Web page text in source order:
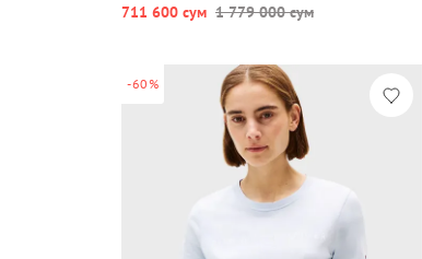
711 600 сум 1 779 000 сум
-60%